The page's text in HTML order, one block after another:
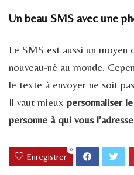
Un beau SMS avec une
Le SMS est aussi un moyen
nouveau-né au monde.
le texte à envoyer ne soit
Il vaut mieux personnaliser
personne à qui vous
Enregistrer
0